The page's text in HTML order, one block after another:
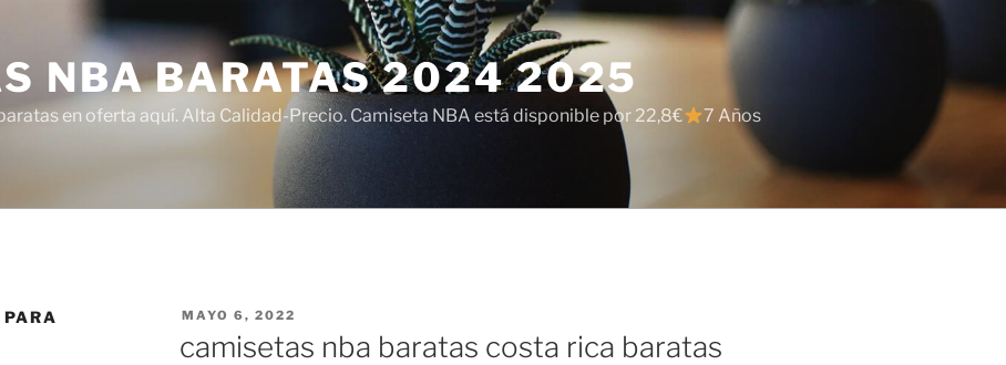
NBA BARATAS 2024 2025
en oferta aquí. Alta Calidad-Precio. Camiseta NBA está disponible por 22,8€
7 Años
PUBLICADO
MAYO 6, 2022
camisetas nba baratas costa rica baratas